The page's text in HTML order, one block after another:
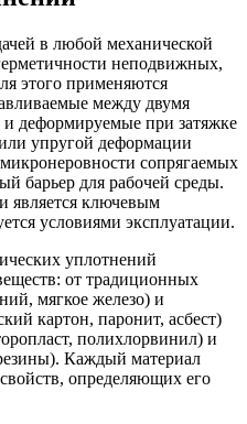
в любой механической
неподвижных,
этого применяются
между двумя
деформируемые при затяжке
упругой деформации
сопрягаемых
барьер для рабочей среды.
является ключевым
условиями эксплуатации.
уплотнений
от традиционных
мягкое железо) и
картон, паронит, асбест)
полихлорвинил) и
Каждый материал
определяющих его